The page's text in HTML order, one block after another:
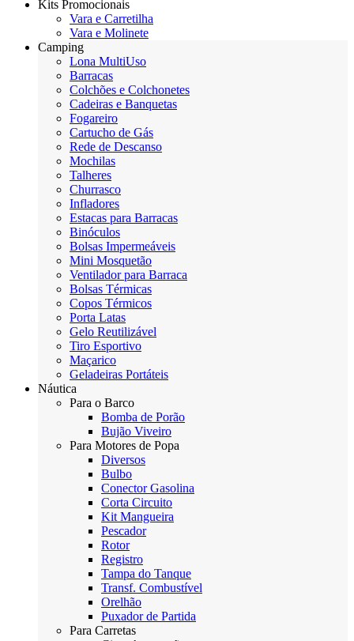
Kits Promocionais
Vara e Carretilha
Vara e Molinete
Camping
Lona MultiUso
Barracas
Colchões e Colchonetes
Cadeiras e Banquetas
Fogareiro
Cartucho de Gás
Rede de Descanso
Mochilas
Talheres
Churrasco
Infladores
Estacas para Barracas
Binóculos
Bolsas Impermeáveis
Mini Mosquetão
Ventilador para Barraca
Bolsas Térmicas
Copos Térmicos
Porta Latas
Gelo Reutilizável
Tiro Esportivo
Maçarico
Geladeiras Portáteis
Náutica
Para o Barco
Bomba de Porão
Bujão Viveiro
Para Motores de Popa
Diversos
Bulbo
Conector Gasolina
Corta Circuito
Kit Mangueira
Pescador
Rotor
Registro
Tampa do Tanque
Transf. Combustível
Orelhão
Puxador de Partida
Para Carretas